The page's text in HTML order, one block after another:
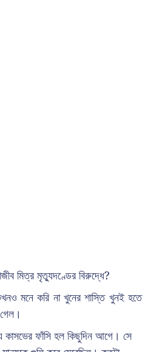
মিত্র মৃত্যুদণ্ডের বিরুদ্ধে?
মনে করি না খুনের শাস্তি খুনই হতে
কাসভের ফাঁসি হল কিছুদিন আগে। সে